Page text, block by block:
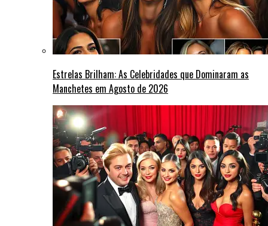
Estrelas Brilham: As Celebridades que Dominaram as
Manchetes em Agosto de 2026